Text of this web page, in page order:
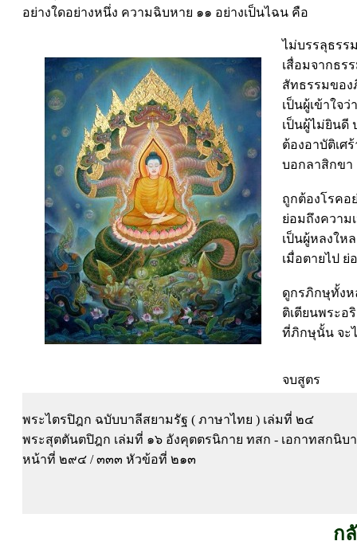
อย่างใดอย่างหนึ่ง ความฉิบหาย ๑๑ อย่างเป็นไฉน คือ
ไม่บรรลุธรร
เสื่อมจากธร
สัทธรรมของ
เป็นผู้เข้าใจ
เป็นผู้ไม่ยินดี
ต้องอาบัติเศ
บอกลาสิกขา
ถูกต้องโรคอ
ย่อมถึงความ
เป็นผู้หลงให
เมื่อตายไป
ดูกรภิกษุทั้งห
ติเตียนพระอ
ที่ภิกษุนั้น จะ
จบสูตร
พระไตรปิฎก ฉบับบาลีสยามรัฐ ( ภาษาไทย ) เล่มที่ ๒๔
พระสุตตันตปิฎก เล่มที่ ๑๖ อังคุตตรนิกาย ทสก - เอกาทสกนิบ
หน้าที่ ๒๙๔ / ๓๓๓ หัวข้อที่ ๒๑๓
ก